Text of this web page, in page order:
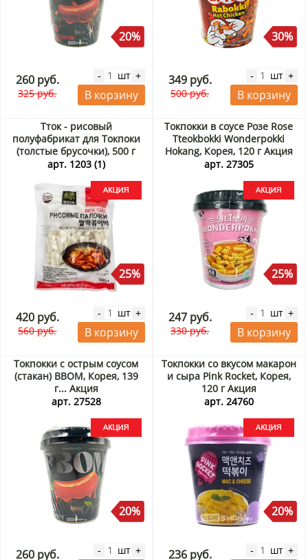
20%
260 руб.
325 руб.
- шт +
В корзину
30%
349 руб.
500 руб.
- шт +
В корзину
Тток - рисовый
полуфабрикат для Токпоки
(толстые брусочки), 500 г
Акция
арт. 1203 (1)
25%
420 руб.
560 руб.
- шт +
В корзину
Токпокки в соусе Розе Rose
Tteokbokki Wonderpokki
Hokang, Корея, 120 г Акция
арт. 27305
25%
247 руб.
330 руб.
- шт +
В корзину
Токпокки с острым соусом
(стакан) BBOM, Корея, 139
г... Акция
арт. 27528
20%
260 руб. - шт +
Токпокки со вкусом макарон
и сыра Pink Rocket, Корея,
120 г Акция
арт. 24760
20%
236 руб. - шт +